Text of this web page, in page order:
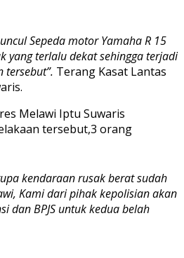
Sepeda motor Yamaha R 15
yang terlalu dekat sehingga terjadi
tersebut”. Terang Kasat Lantas
Melawi Iptu Suwaris
tersebut,3 orang
kendaraan rusak berat sudah
Kami dari pihak kepolisian akan
dan BPJS untuk kedua belah